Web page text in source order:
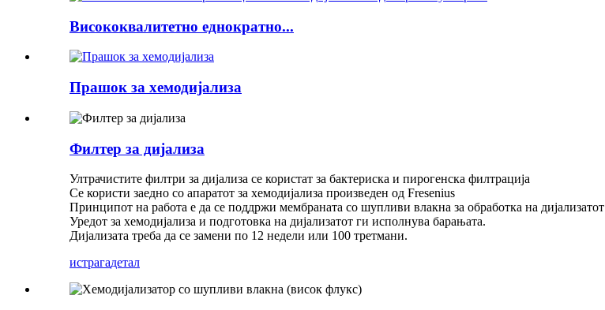
Висококвалитетно еднократно...
Прашок за хемодијализа
Филтер за дијализа
Ултрачистите филтри за дијализа се користат за бактериска и пирогенска филтрација
Се користи заедно со апаратот за хемодијализа произведен од Fresenius
Принципот на работа е да се поддржи мембраната со шупливи влакна за обработка на дијализатот
Уредот за хемодијализа и подготовка на дијализатот ги исполнува барањата.
Дијализата треба да се замени по 12 недели или 100 третмани.
истрагадетал